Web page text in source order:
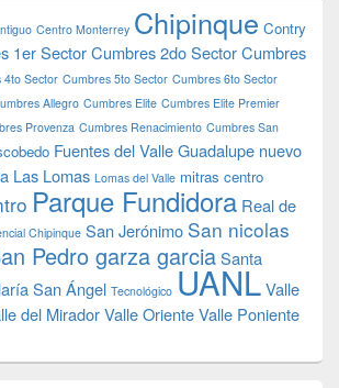
Centro Monterrey Chipinque Contry
1er SectorCumbres 2do SectorCumbres
4to Sector Cumbres 5to Sector Cumbres 6to Sector
Allegro Cumbres Elite Cumbres Elite Premier
Provenza Cumbres Renacimiento Cumbres San
Fuentes del ValleGuadalupe nuevo
Las Lomas Lomas del Valle mitras centro
Parque Fundidora Real de
Chipinque San Jerónimo San nicolas
Pedro garza garciaSanta
San Ángel Tecnológico UANLValle
del MiradorValle OrienteValle Poniente